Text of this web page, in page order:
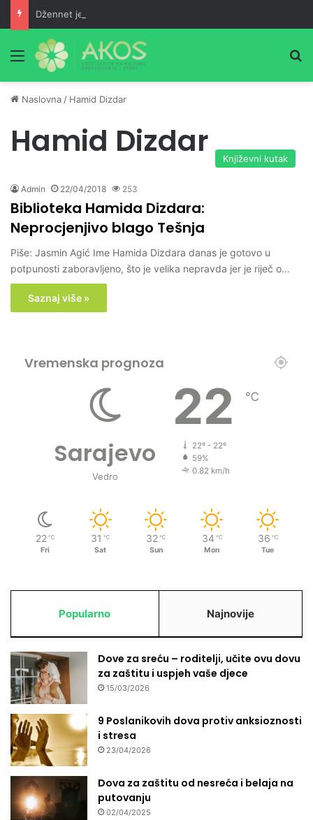
Meni
Naslovna / Hamid Dizdar
Hamid Dizdar Književni kutak
Admin 22/04/2018 253
Biblioteka Hamida Dizdara:
Neprocjenjivo blago Tešnja
Piše: Jasmin Agić Ime Hamida Dizdara danas je gotovo u
potpunosti zaboravljeno, što je velika nepravda jer je riječ o…
Saznaj više »
Vremenska prognoza
Sarajevo
Vedro
22 ℃
22º - 22º
59%
0.82 km/h
22 ℃
Fri
31 ℃
Sat
32 ℃
Sun
34 ℃
Mon
36 ℃
Tue
Popularno Najnovije
Dove za sreću – roditelji, učite ovu dovu
za zaštitu i uspjeh vaše djece
15/03/2026
9 Poslanikovih dova protiv anksioznosti
i stresa
23/04/2026
Dova za zaštitu od nesreća i belaja na
putovanju
02/04/2025